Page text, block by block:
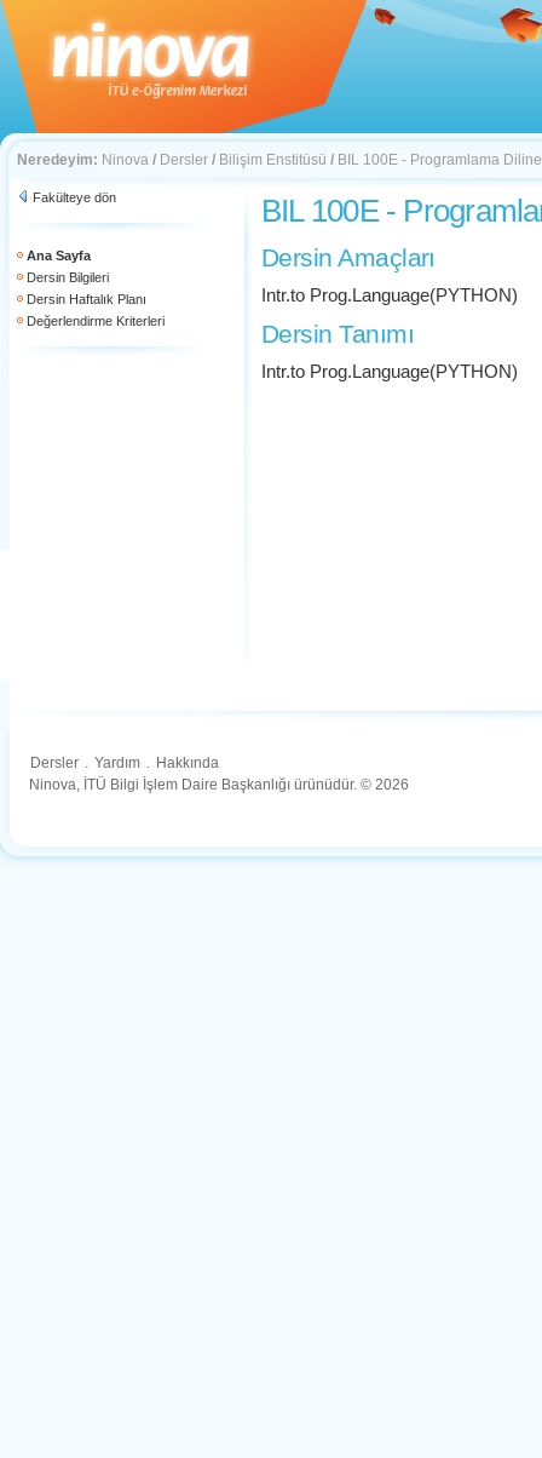
Neredeyim: Ninova / Dersler / Bilişim Enstitüsü / BIL 100E - Programlama
Fakülteye dön
Ana Sayfa
Dersin Bilgileri
Dersin Haftalık Planı
Değerlendirme Kriterleri
BIL 100E -
Dersin Amaçları
Intr.to Prog.Language(PYTHON)
Dersin Tanımı
Intr.to Prog.Language(PYTHON)
Dersler . Yardım . Hakkında
Ninova, İTÜ Bilgi İşlem Daire Başkanlığı ürünüdür. © 2026